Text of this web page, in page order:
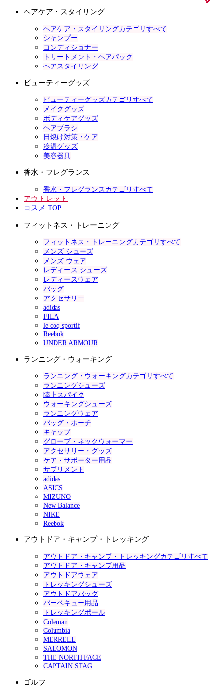
ヘアケア・スタイリング
ヘアケア・スタイリングカテゴリすべて
シャンプー
コンディショナー
トリートメント・ヘアパック
ヘアスタイリング
ビューティーグッズ
ビューティーグッズカテゴリすべて
メイクグッズ
ボディケアグッズ
ヘアブラシ
日焼け対策・ケア
冷温グッズ
美容器具
香水・フレグランス
香水・フレグランスカテゴリすべて
アウトレット
コスメ TOP
フィットネス・トレーニング
フィットネス・トレーニングカテゴリすべて
メンズ シューズ
メンズ ウェア
レディース シューズ
レディースウェア
バッグ
アクセサリー
adidas
FILA
le coq sportif
Reebok
UNDER ARMOUR
ランニング・ウォーキング
ランニング・ウォーキングカテゴリすべて
ランニングシューズ
陸上スパイク
ウォーキングシューズ
ランニングウェア
バッグ・ポーチ
キャップ
グローブ・ネックウォーマー
アクセサリー・グッズ
ケア・サポーター用品
サプリメント
adidas
ASICS
MIZUNO
New Balance
NIKE
Reebok
アウトドア・キャンプ・トレッキング
アウトドア・キャンプ・トレッキングカテゴリすべて
アウトドア・キャンプ用品
アウトドアウェア
トレッキングシューズ
アウトドアバッグ
バーベキュー用品
トレッキングポール
Coleman
Columbia
MERRELL
SALOMON
THE NORTH FACE
CAPTAIN STAG
ゴルフ